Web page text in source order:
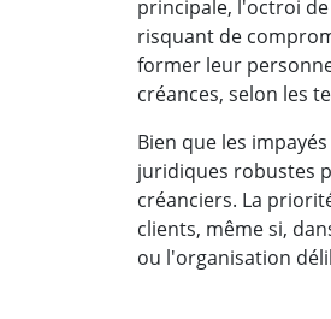
principale, l'octroi
risquant de
former leur
créances, selon les
Bien que les
juridiques robustes
créanciers. La
clients, même si,
ou l'organisation